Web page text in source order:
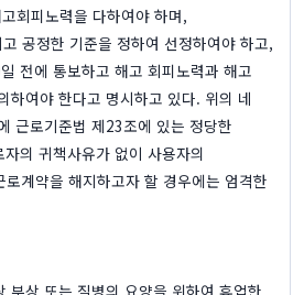
회피노력을 다하여야 하며,
공정한 기준을 정하여 선정하여야 하고,
전에 통보하고 해고 회피노력과 해고
하여야 한다고 명시하고 있다. 위의 네
근로기준법 제23조에 있는 정당한
의 귀책사유가 없이 사용자의
계약을 해지하고자 할 경우에는 엄격한
부상 또는 질병의 요양을 위하여 휴업한